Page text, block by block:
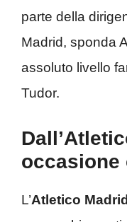
parte della
Madrid, sponda
assoluto livello
Tudor.
occasione
L’Atletico Madrid